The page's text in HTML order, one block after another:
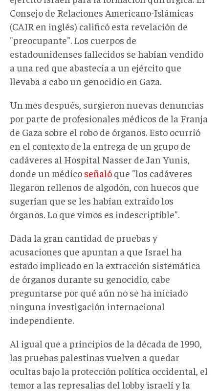
Consejo de Relaciones Americano-Islámicas
(CAIR en inglés) calificó esta revelación de
"preocupante". Los cuerpos de
estadounidenses fallecidos se habían vendido
a una red que abastecía a un ejército que
llevaba a cabo un genocidio en Gaza.
Un mes después, surgieron nuevas denuncias
por parte de profesionales médicos de la Franja
de Gaza sobre el robo de órganos. Esto ocurrió
en el contexto de la entrega de un grupo de
cadáveres al Hospital Nasser de Jan Yunis,
donde un médico señaló que "los cadáveres
llegaron rellenos de algodón, con huecos que
sugerían que se les habían extraído los
órganos. Lo que vimos es indescriptible".
Dada la gran cantidad de pruebas y
acusaciones que apuntan a que Israel ha
estado implicado en la extracción sistemática
de órganos durante su genocidio, cabe
preguntarse por qué aún no se ha iniciado
ninguna investigación internacional
independiente.
Al igual que a principios de la década de 1990,
las pruebas palestinas vuelven a quedar
ocultas bajo la protección política occidental, el
temor a las represalias del lobby israelí y la